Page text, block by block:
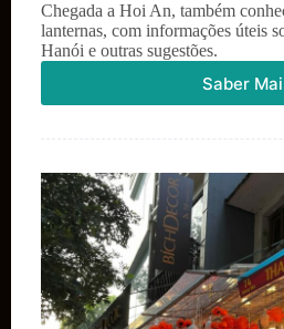
Chegada a Hoi An, também
lanternas, com informações úteis
Hanói e outras sugestões.
Saber
Hoi